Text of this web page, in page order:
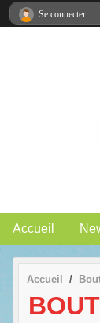
Accueil
Accueil
Se connecter
Panneau de